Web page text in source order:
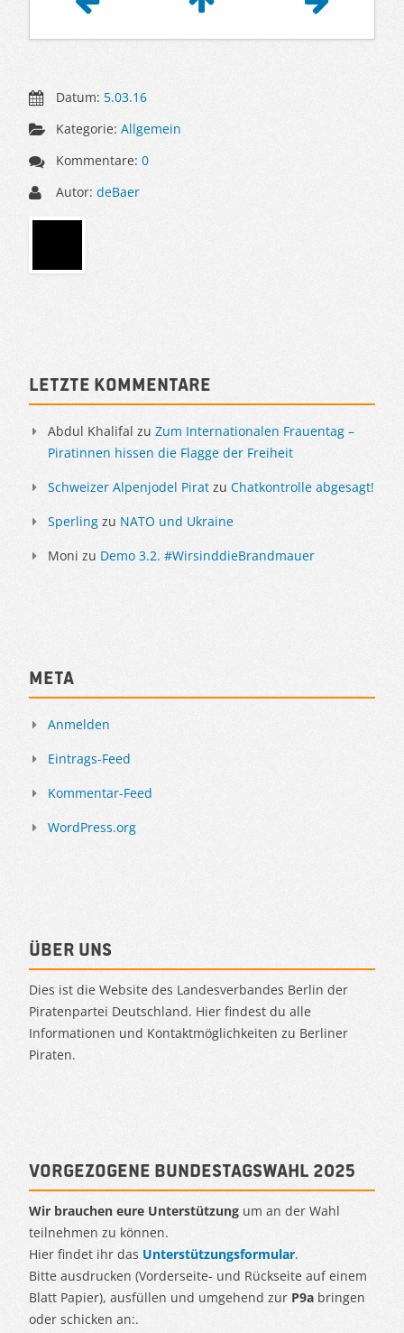
Datum: 5.03.16
Kategorie:Allgemein
Kommentare:0
Autor:deBaer
Sidebar
Letzte Kommentare
Abdul Khalifal zu Zum Internationalen Frauentag –
Piratinnen hissen die Flagge der Freiheit
Schweizer Alpenjodel Pirat zu Chatkontrolle abgesagt!
Sperling zu NATO und Ukraine
Moni zu Demo 3.2. #WirsinddieBrandmauer
Meta
Anmelden
Eintrags-Feed
Kommentar-Feed
WordPress.org
Über uns
Dies ist die Website des Landesverbandes Berlin der
Piratenpartei Deutschland. Hier findest du alle
Informationen und Kontaktmöglichkeiten zu Berliner
Piraten.
Vorgezogene Bundestagswahl 2025
Wir brauchen eure Unterstützung um an der Wahl
teilnehmen zu können.
Hier findet ihr das Unterstützungsformular.
Bitte ausdrucken (Vorderseite- und Rückseite auf einem
Blatt Papier), ausfüllen und umgehend zur P9a bringen
oder schicken an:.